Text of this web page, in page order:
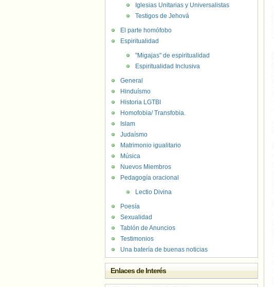
Iglesias Unitarias y Universalistas
Testigos de Jehová
El parte homófobo
Espiritualidad
"Migajas" de espiritualidad
Espiritualidad Inclusiva
General
Hinduísmo
Historia LGTBI
Homofobia/ Transfobia.
Islam
Judaísmo
Matrimonio igualitario
Música
Nuevos Miembros
Pedagogía oracional
Lectio Divina
Poesía
Sexualidad
Tablón de Anuncios
Testimonios
Una batería de buenas noticias
Enlaces de Interés